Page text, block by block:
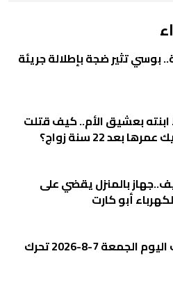
بوسي تثير ضجة بإطلالة جريئة
ابنته بعشيق الأم.. كيف قتلت
بعد 22 سنة زواج؟
بالمنزل يقضي على
أبو كارت
سعر الذهب اليوم الجمعة 7-8-2026 تحرك